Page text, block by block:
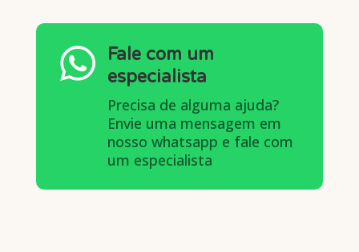

Fale com um
especialista
Precisa de alguma ajuda?
Envie uma mensagem em
nosso whatsapp e fale com
um especialista